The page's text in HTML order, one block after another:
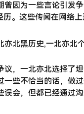
曾因为一些言论引发
。这些传闻在网络
议，一北亦北选择了
一些不恰当的话，做
误会，但都已经通过